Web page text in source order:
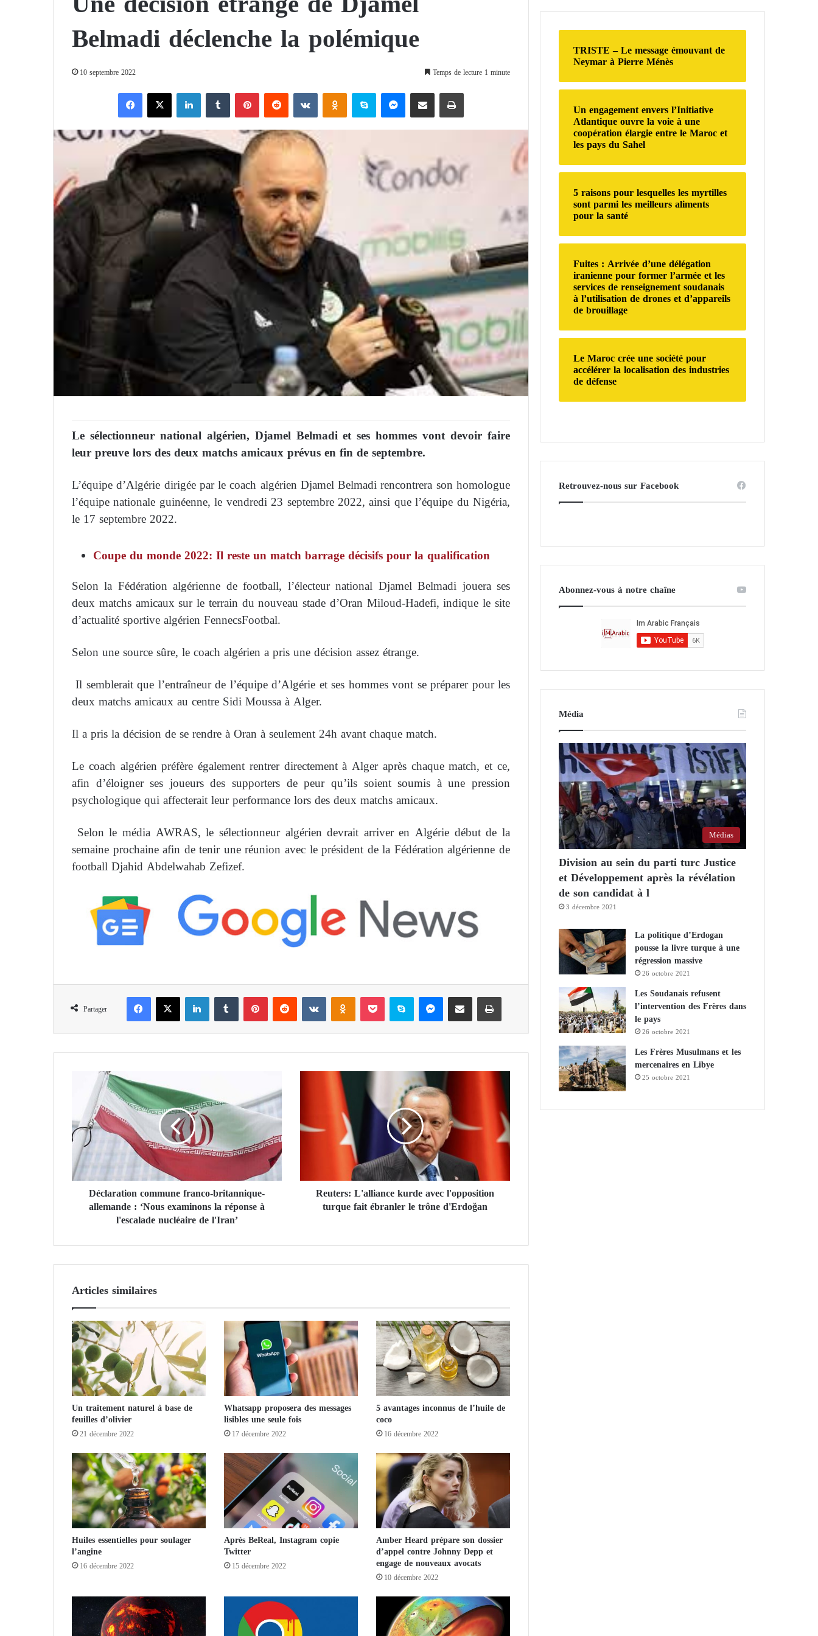
Belmadi déclenche la polémique
10 septembre 2022 Temps de lecture 1 minute
X
Le sélectionneur national algérien, Djamel Belmadi et ses hommes vont devoir faire
leur preuve lors des deux matchs amicaux prévus en fin de septembre.
L’équipe d’Algérie dirigée par le coach algérien Djamel Belmadi rencontrera son homologue
l’équipe nationale guinéenne, le vendredi 23 septembre 2022, ainsi que l’équipe du Nigéria,
le 17 septembre 2022.
Coupe du monde 2022: Il reste un match barrage décisifs pour la qualification
Selon la Fédération algérienne de football, l’électeur national Djamel Belmadi jouera ses
deux matchs amicaux sur le terrain du nouveau stade d’Oran Miloud-Hadefi, indique le site
d’actualité sportive algérien FennecsFootbal.
Selon une source sûre, le coach algérien a pris une décision assez étrange.
Il semblerait que l’entraîneur de l’équipe d’Algérie et ses hommes vont se préparer pour les
deux matchs amicaux au centre Sidi Moussa à Alger.
Il a pris la décision de se rendre à Oran à seulement 24h avant chaque match.
Le coach algérien préfère également rentrer directement à Alger après chaque match, et ce,
afin d’éloigner ses joueurs des supporters de peur qu’ils soient soumis à une pression
psychologique qui affecterait leur performance lors des deux matchs amicaux.
Selon le média AWRAS, le sélectionneur algérien devrait arriver en Algérie début de la
semaine prochaine afin de tenir une réunion avec le président de la Fédération algérienne de
football Djahid Abdelwahab Zefizef.
Partager
Facebook X Linkedin Tumblr Pinterest Reddit VKontakte Odnoklassniki Pocket Skype Messenger Partager par email Imprimer
a
r
t
i
m
u
e
f
r
a
n
c
o
-
b
r
i
t
n
n
i
q
u
e
-
a
l
n
Déclaration commune franco-britannique-
allemande : ‘Nous examinons la réponse à
l'escalade nucléaire de l'Iran’
e
L
i
n
k
u
d
e
a
v
e
c
l
p
o
s
i
t
i
u
Reuters: L'alliance kurde avec l'opposition
turque fait ébranler le trône d'Erdoğan
Articles similaires
Un traitement naturel à base de
feuilles d’olivier
21 décembre 2022
Whatsapp proposera des messages
lisibles une seule fois
17 décembre 2022
5 avantages inconnus de l’huile de
coco
16 décembre 2022
Huiles essentielles pour soulager
l’angine
16 décembre 2022
Après BeReal, Instagram copie
Twitter
15 décembre 2022
Amber Heard prépare son dossier
d’appel contre Johnny Depp et
engage de nouveaux avocats
10 décembre 2022
c
h
e
TRISTE – Le message émouvant de
Neymar à Pierre Ménès
Un engagement envers l’Initiative
Atlantique ouvre la voie à une
coopération élargie entre le Maroc et
les pays du Sahel
5 raisons pour lesquelles les myrtilles
sont parmi les meilleurs aliments
pour la santé
Fuites : Arrivée d’une délégation
iranienne pour former l’armée et les
services de renseignement soudanais
à l’utilisation de drones et d’appareils
de brouillage
Le Maroc crée une société pour
accélérer la localisation des industries
de défense
Retrouvez-nous sur Facebook
Abonnez-vous à notre chaîne
Média
Médias
Division au sein du parti turc Justice
et Développement après la révélation
de son candidat à l
3 décembre 2021
La politique d’Erdogan
pousse la livre turque à une
régression massive
26 octobre 2021
Les Soudanais refusent
l’intervention des Frères dans
le pays
26 octobre 2021
Les Frères Musulmans et les
mercenaires en Libye
25 octobre 2021